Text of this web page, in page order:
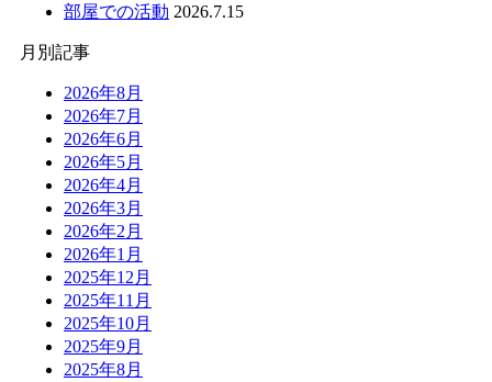
部屋での活動 2026.7.15
月別記事
2026年8月
2026年7月
2026年6月
2026年5月
2026年4月
2026年3月
2026年2月
2026年1月
2025年12月
2025年11月
2025年10月
2025年9月
2025年8月